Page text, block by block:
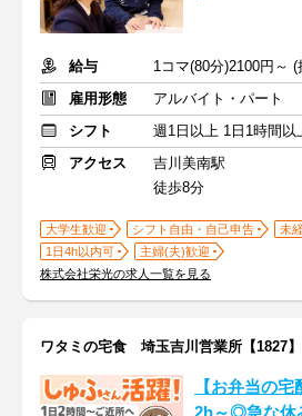
給与
1コマ(80分)2100円～
雇用形態
アルバイト・パート
シフト
週1日以上 1日1時間以
アクセス
吉川美南駅
徒歩8分
大学生歓迎 シフト自由・自己申告
未
1日4h以内可
主婦(夫)歓迎
株式会社栄光の求人一覧を見る
ワタミの宅食 埼玉吉川営業所【1827】
【お弁当の